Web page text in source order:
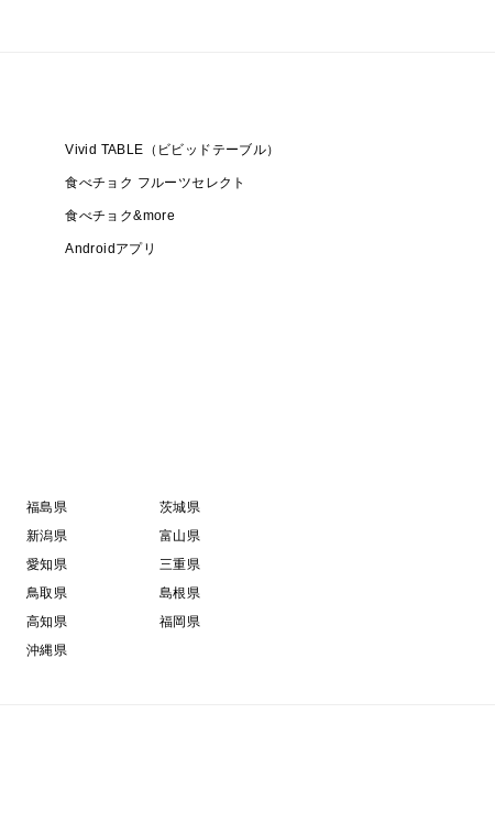
Vivid TABLE（ビビッドテーブル）
食べチョク フルーツセレクト
食べチョク&more
Androidアプリ
福島県
茨城県
新潟県
富山県
愛知県
三重県
鳥取県
島根県
高知県
福岡県
沖縄県